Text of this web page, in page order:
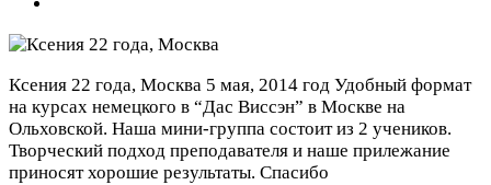
Ксения 22 года, Москва 5 мая, 2014 год Удобный формат
на курсах немецкого в “Дас Виссэн” в Москве на
Ольховской. Наша мини-группа состоит из 2 учеников.
Творческий подход преподавателя и наше прилежание
приносят хорошие результаты. Спасибо